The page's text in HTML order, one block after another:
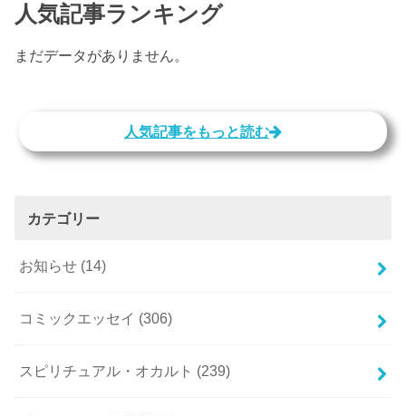
人気記事ランキング
まだデータがありません。
人気記事をもっと読む
カテゴリー
お知らせ (14)
コミックエッセイ (306)
スピリチュアル・オカルト (239)